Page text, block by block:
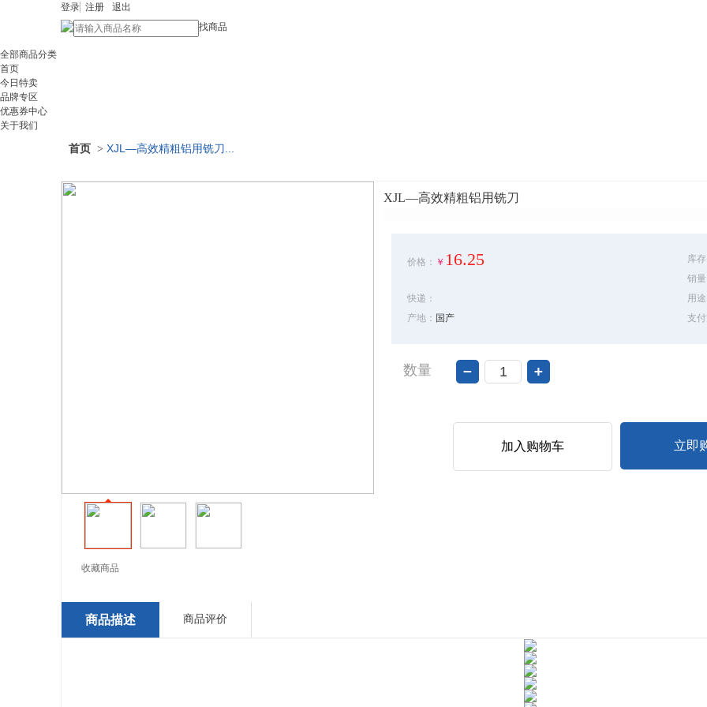
登录 注册
退出
找商品
全部商品分类
首页
今日特卖
品牌专区
优惠券中心
关于我们
首页 > XJL—高效精粗铝用铣刀...
XJL—高效精粗铝用铣刀
价格： ￥ 16.25
库
销
快递：
用
产地： 国产 支
数量 − +
加入购物车 立即
收藏商品
商品描述 商品评价